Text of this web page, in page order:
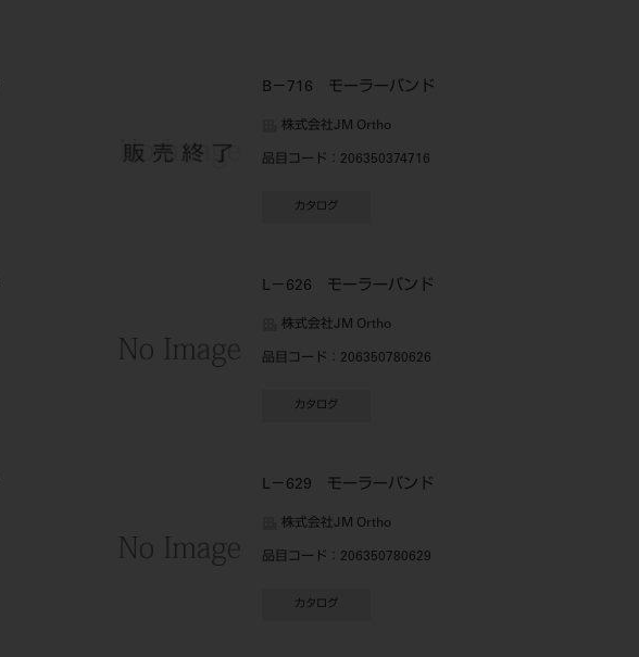
B－716 モーラーバンド
株式会社JM Ortho
品目コード ：206350374716
カタログ
L－626 モーラーバンド
株式会社JM Ortho
品目コード ：206350780626
カタログ
L－629 モーラーバンド
株式会社JM Ortho
品目コード ：206350780629
カタログ